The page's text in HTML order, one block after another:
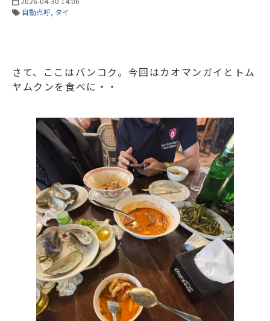
自動点呼 タイ
さて、ここはバンコク。今回はカオマンガイとトム
ヤムクンを食べに・・